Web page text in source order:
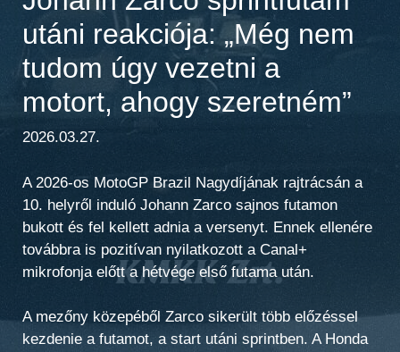
utáni reakciója: „Még nem
tudom úgy vezetni a
motort, ahogy szeretném”
2026.03.27.
A 2026-os MotoGP Brazil Nagydíjának rajtrácsán a
10. helyről induló Johann Zarco sajnos futamon
bukott és fel kellett adnia a versenyt. Ennek ellenére
továbbra is pozitívan nyilatkozott a Canal+
mikrofonja előtt a hétvége első futama után.
A mezőny közepéből Zarco sikerült több előzéssel
kezdenie a futamot, a start utáni sprintben. A Honda